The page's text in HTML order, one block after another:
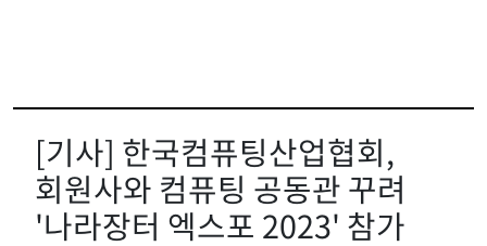
[기사] 한국컴퓨팅산업협회,
회원사와 컴퓨팅 공동관 꾸려
'나라장터 엑스포 2023' 참가